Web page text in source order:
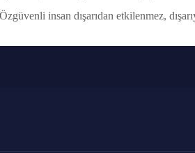
insan dışarıdan etkilenmez,